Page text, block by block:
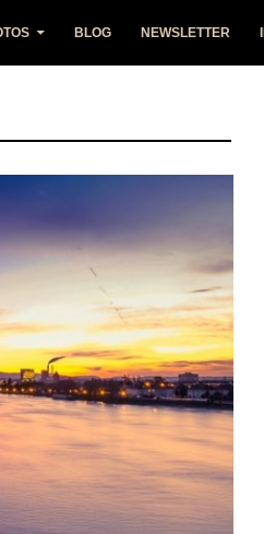
BLOG NEWSLETTER